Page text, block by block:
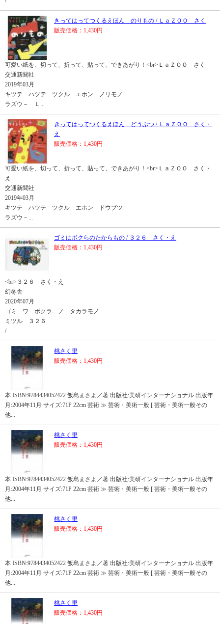
きってはってつくるえほん のりもの / ＬａＺＯＯ さく
販売価格：1,430円
可愛い紙を、切って、折って、貼って、できあがり！<br>ＬａＺＯＯ さく
交通新聞社
2019年03月
キツテ ハツテ ツクル エホン ノリモノ
ラズウ－ Ｌ...
きってはってつくるえほん どうぶつ / ＬａＺＯＯ さく・
え
販売価格：1,430円
可愛い紙を、切って、折って、貼って、できあがり！<br>ＬａＺＯＯ さく・
え
交通新聞社
2019年03月
キツテ ハツテ ツクル エホン ドウブツ
ラズウ－...
ゴミはボクらのたからもの / ３２６ さく・え
販売価格：1,430円
<br>３２６ さく・え
幻冬舎
2020年07月
ゴミ ワ ボクラ ノ タカラモノ
ミツル ３２６
/
桃さく里
販売価格：1,430円
本 ISBN:9784434052422 飯島まさよ／著 出版社:美研インターナショナル 出版年
月:2004年11月 サイズ:71P 22cm 芸術 ≫ 芸術・美術一般 [ 芸術・美術一般その
他...
桃さく里
販売価格：1,430円
本 ISBN:9784434052422 飯島まさよ／著 出版社:美研インターナショナル 出版年
月:2004年11月 サイズ:71P 22cm 芸術 ≫ 芸術・美術一般 [ 芸術・美術一般その
他...
桃さく里
販売価格：1,430円
本 ISBN:9784434052422 飯島まさよ／著 出版社:美研インターナショナル 出版年
月:2004年11月 サイズ:71P 22cm 芸術 ≫ 芸術・美術一般 [ 芸術・美術一般その
他...
桃さく里
販売価格：1,430円